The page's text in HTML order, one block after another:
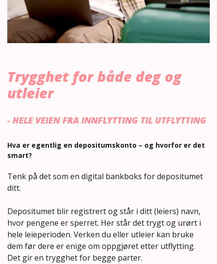
Trygghet for både deg og
utleier
- HELE VEIEN FRA INNFLYTTING TIL UTFLYTTING
Hva er egentlig en depositumskonto – og hvorfor er det
smart?
Tenk på det som en digital bankboks for depositumet
ditt.
Depositumet blir registrert og står i ditt (leiers) navn,
hvor pengene er sperret. Her står det trygt og urørt i
hele leieperioden. Verken du eller utleier kan bruke
dem før dere er enige om oppgjøret etter utflytting.
Det gir en trygghet for begge parter.